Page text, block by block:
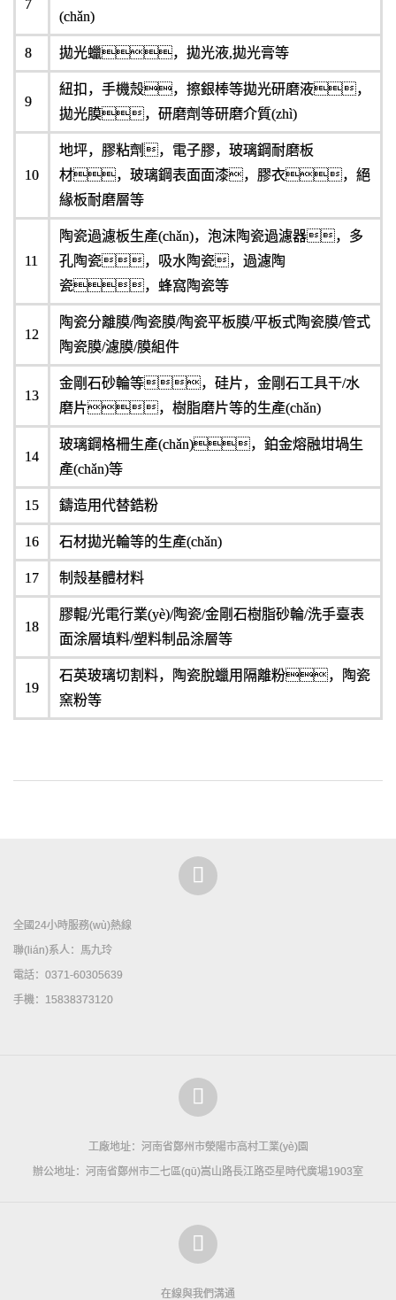
7
(chǎn)
8 拋光蠟，拋光液,拋光膏等
9
紐扣，手機殼，擦銀棒等拋光研磨液，
拋光膜，研磨劑等研磨介質(zhì)
10
地坪，膠粘劑，電子膠，玻璃鋼耐磨板
材，玻璃鋼表面面漆，膠衣，絕
緣板耐磨層等
11
陶瓷過濾板生產(chǎn)，泡沫陶瓷過濾器，多
孔陶瓷，吸水陶瓷，過濾陶
瓷，蜂窩陶瓷等
12
陶瓷分離膜/陶瓷膜/陶瓷平板膜/平板式陶瓷膜/管式
陶瓷膜/濾膜/膜組件
13
金剛石砂輪等，硅片，金剛石工具干/水
磨片，樹脂磨片等的生產(chǎn)
14
玻璃鋼格柵生產(chǎn)，鉑金熔融坩堝生
產(chǎn)等
15 鑄造用代替鋯粉
16 石材拋光輪等的生產(chǎn)
17 制殼基體材料
18
膠輥/光電行業(yè)/陶瓷/金剛石樹脂砂輪/洗手臺表
面涂層填料/塑料制品涂層等
19
石英玻璃切割料，陶瓷脫蠟用隔離粉，陶瓷
窯粉等
全國24小時服務(wù)熱線
聯(lián)系人：馬九玲
電話：0371-60305639
手機：15838373120
工廠地址：河南省鄭州市滎陽市高村工業(yè)園
辦公地址：河南省鄭州市二七區(qū)嵩山路長江路亞星時代廣場1903室
在線與我們溝通